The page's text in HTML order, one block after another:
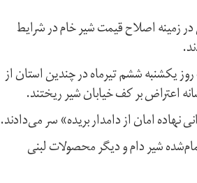
زمینه اصلاح قیمت‌ شیر خام در شرایط
یکشنبه ششم تیرماه در چندین استان از
اعتراض بر کف خیابان شیر ریختند.
نهاده امان از دامدار بریده» سر می‌دادند.
شیر دام و دیگر محصولات لبنی